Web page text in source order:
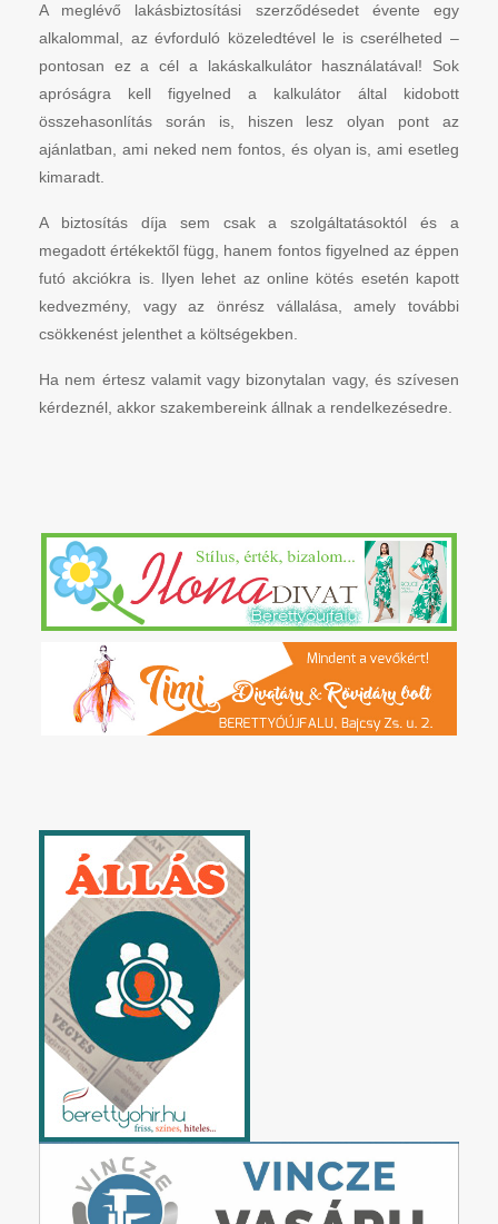
A meglévő lakásbiztosítási szerződésedet évente egy
alkalommal, az évforduló közeledtével le is cserélheted –
pontosan ez a cél a lakáskalkulátor használatával! Sok
apróságra kell figyelned a kalkulátor által kidobott
összehasonlítás során is, hiszen lesz olyan pont az
ajánlatban, ami neked nem fontos, és olyan is, ami esetleg
kimaradt.
A biztosítás díja sem csak a szolgáltatásoktól és a
megadott értékektől függ, hanem fontos figyelned az éppen
futó akciókra is. Ilyen lehet az online kötés esetén kapott
kedvezmény, vagy az önrész vállalása, amely további
csökkenést jelenthet a költségekben.
Ha nem értesz valamit vagy bizonytalan vagy, és szívesen
kérdeznél, akkor szakembereink állnak a rendelkezésedre.